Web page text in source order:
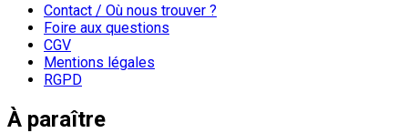
Contact / Où nous trouver ?
Foire aux questions
CGV
Mentions légales
RGPD
À paraître